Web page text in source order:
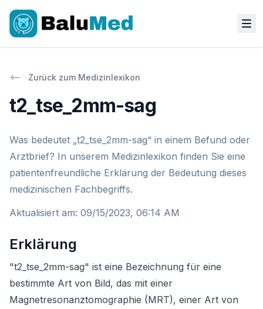
Zurück zum Medizinlexikon
t2_tse_2mm-sag
Was bedeutet „t2_tse_2mm-sag“ in einem Befund oder
Arztbrief? In unserem Medizinlexikon finden Sie eine
patientenfreundliche Erklärung der Bedeutung dieses
medizinischen Fachbegriffs.
Aktualisiert am: 09/15/2023, 06:14 AM
Erklärung
"t2_tse_2mm-sag" ist eine Bezeichnung für eine
bestimmte Art von Bild, das mit einer
Magnetresonanztomographie (MRT), einer Art von